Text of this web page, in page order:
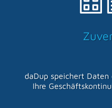
daDupspeichert Daten
Ihre